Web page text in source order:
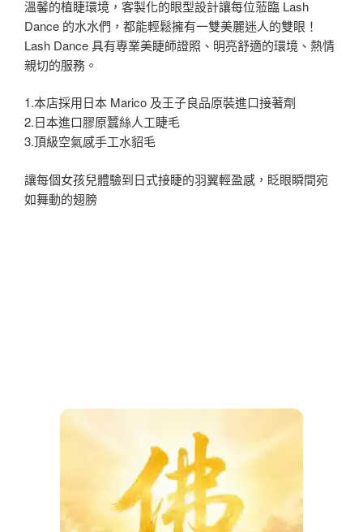
溫馨的植睫環境，客製化的眼型設計讓每位蒞臨 Lash
Dance 的水水們，都能輕鬆擁有一雙美麗迷人的雙眼！
Lash Dance 具有專業美睫師證照、明亮舒適的環境、熱情
親切的服務。
1.本店採用日本 Marico 及王子良品原裝進口接著劑
2.日本進口膠原蠶絲人工睫毛
3.頂級空氣感手工水貂毛
讓每個女孩兒體驗到日式接睫的羽翼輕盈感，眨眼瞬間宛
如舞動的翅膀